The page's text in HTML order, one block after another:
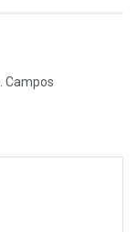
Campos